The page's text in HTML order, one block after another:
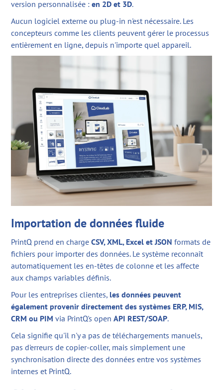
version personnalisée :en 2D et 3D.
Aucun logiciel externe ou plug-in n'est nécessaire. Les
concepteurs comme les clients peuvent gérer le processus
entièrement en ligne, depuis n'importe quel appareil.
Importation de données fluide
PrintQ prend en chargeCSV, XML, Excel et JSON formats de
fichiers pour importer des données. Le système reconnaît
automatiquement les en-têtes de colonne et les affecte
aux champs variables définis.
Pour les entreprises clientes, les données peuvent
également provenir directement des systèmes ERP, MIS,
CRM ou PIM via PrintQ's openAPI REST/SOAP.
Cela signifie qu'il n'y a pas de téléchargements manuels,
pas d'erreurs de copier-coller, mais simplement une
synchronisation directe des données entre vos systèmes
internes et PrintQ.